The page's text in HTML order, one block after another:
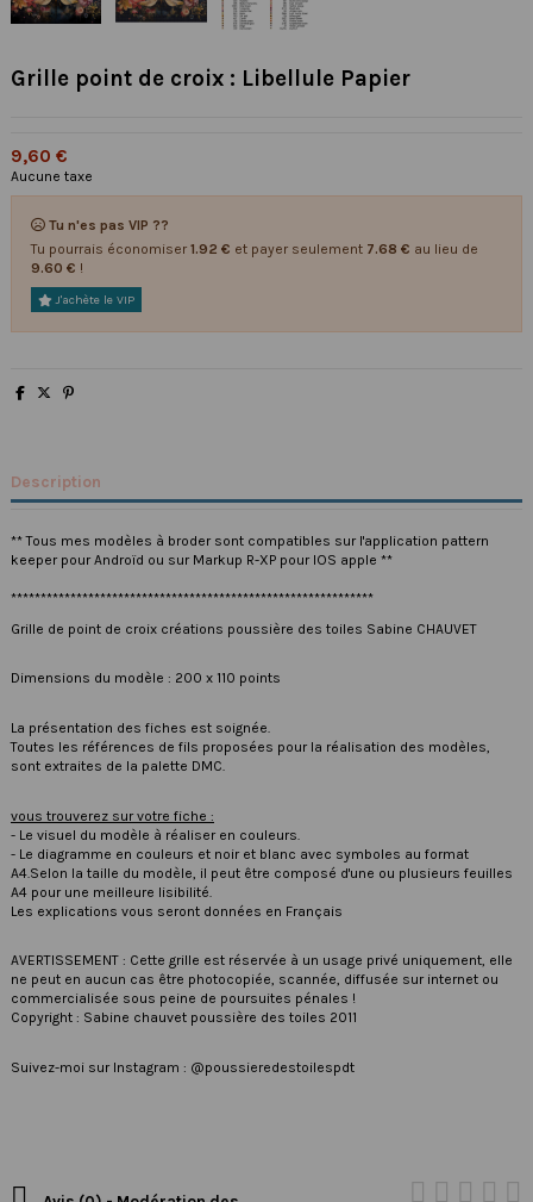
Grille point de croix : Libellule Papier
9,60 €
Aucune taxe
Tu n'es pas VIP ??
Tu pourrais économiser 1.92 € et payer seulement 7.68 € au lieu de
9.60 € !
J'achète le VIP
Description
** Tous mes modèles à broder sont compatibles sur l'application pattern
keeper pour Androïd ou sur Markup R-XP pour IOS apple **
*************************************************************
Grille de point de croix créations poussière des toiles Sabine CHAUVET
Dimensions du modèle : 200 x 110 points
La présentation des fiches est soignée.
Toutes les références de fils proposées pour la réalisation des modèles,
sont extraites de la palette DMC.
vous trouverez sur votre fiche :
- Le visuel du modèle à réaliser en couleurs.
- Le diagramme en couleurs et noir et blanc avec symboles au format
A4.Selon la taille du modèle, il peut être composé d'une ou plusieurs feuilles
A4 pour une meilleure lisibilité.
Les explications vous seront données en Français
AVERTISSEMENT : Cette grille est réservée à un usage privé uniquement, elle
ne peut en aucun cas être photocopiée, scannée, diffusée sur internet ou
commercialisée sous peine de poursuites pénales !
Copyright : Sabine chauvet poussière des toiles 2011
Suivez-moi sur Instagram : @poussieredestoilespdt